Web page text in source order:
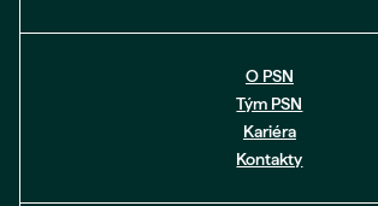
O PSN
Tým PSN
Kariéra
Kontakty